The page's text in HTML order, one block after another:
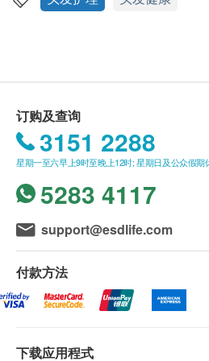
成份
每粒含：
生物素10000微克酒石酸胆碱
醇125毫克碘2毫克铁2毫克锰5
基苯甲酸30毫克泛酸50毫克维
克
洲、坪洲）或偏远地区，
HK$20（不论账单总额）。 卓
话或电邮通知顾客再作安排。
3. 我们将于确定订单后3-5个
4. 不排除运送时间会因节日
烈风讯号悬挂或黑色暴雨警告
将会延迟。
5. 所有订单须视乎相关货品
确认。 倘若健康网购
单上的货品，健康网购
安排。
订购及查询
3151 2288
星期一至六早上9时至晚上12时; 星期日及公众假期
5283 4117
support@esdlife.com
付款方法
下载应用程式